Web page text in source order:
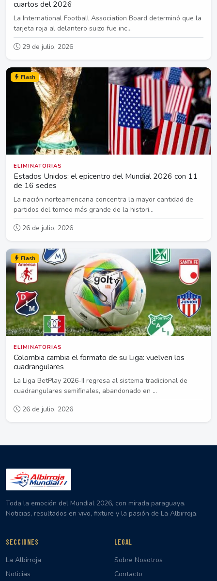
cuartos del 2026
La International Football Association Board determinó que la
tarjeta roja al delantero suizo fue inc...
29 de julio, 2026
Flash
ELIMINATORIAS
Estados Unidos: el epicentro del Mundial 2026 con 11
de 16 sedes
La nación norteamericana concentra la mayor cantidad de
partidos del torneo más grande de la histori...
26 de julio, 2026
Flash
ELIMINATORIAS
Colombia cambia el formato de su Liga: vuelven los
cuadrangulares
La Liga BetPlay 2026-II regresa al sistema tradicional de
cuadrangulares semifinales, abandonado en ...
26 de julio, 2026
Toda la emoción del Mundial 2026, con mirada paraguaya.
Noticias, resultados en vivo, fixture y la pasión de La Albirroja.
SECCIONES
La Albirroja
Noticias
LEGAL
Sobre Nosotros
Contacto